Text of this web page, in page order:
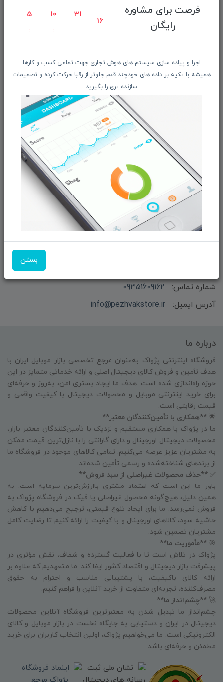
فرصت برای مشاوره
رایگان
5 10 31
16
اجرا و پیاده سازی سیستم های هوش تجاری جهت تمامی کسب و کارها
همیشه با تکیه بر داده های خودچند قدم جلوتر از رقبا حرکت کرده و تصمیمات
سازنده تری را بگیرید
بستن
راهنمای ثبت سفارش
معرفـــی همکــاران
درباره ما بیشتر بدانید
از تخفیف‌ها و جدیدترین‌های فروشگاه ما باخبر شوید:
ثبت‌نام
ما را در شبکه‌های اجتماعی دنبال کنید:
بازرگانی و فروش محصولات MSI ماتریکس - جناب آقای
شماره تماس:
09351609162
آدرس ایمیل:
info@pezhvakstore.ir
درباره ما
فروشگاه اینترنتی پژواک به‌عنوان مرجع تخصصی بازار موبایل ایران با
هدف تأمین و فروش کالای دیجیتال اصلی و ارائه خدماتی متمایز در این
حوزه راه‌اندازی شده است. هدف ما ایجاد بستری امن، به‌روز و حرفه‌ای
برای خرید اینترنتی موبایل و محصولات دیجیتال با کیفیت واقعی و
قیمت رقابتی است.
🌟 **همکاری با تأمین‌کنندگان معتبر**
ما در پژواک با همکاری مستقیم و نزدیک با تأمین‌کنندگان معتبر بازار،
محصولات دیجیتال اورجینال و دارای گارانتی را با نازل‌ترین قیمت ممکن
به مشتریان عزیز عرضه می‌کنیم. تمامی کالاهای موجود در فروشگاه ما
از برندهای شناخته‌شده و رسمی تأمین شده‌اند.
✅ **حذف محصولات غیراصلی از سبد فروش**
باور ما این است که اعتماد مشتری باارزش‌ترین سرمایه است. به
همین دلیل، هیچ‌گونه محصول غیراصلی یا فیک در فروشگاه پژواک به
فروش نمی‌رسد. ما برای ایجاد تنوع قیمتی، ترجیح می‌دهیم با کاهش
حاشیه سود، کالاهای اورجینال و با کیفیت را ارائه کنیم تا رضایت کامل
مشتریان تضمین شود.
🎯 **مأموریت ما**
پژواک در تلاش است تا با فعالیت گسترده و شفاف، نقش مؤثری در
پیشرفت بازار دیجیتال و اقتصاد کشور ایفا کند. ما متعهدیم که علاوه بر
ارائه کالای باکیفیت، با پشتیبانی مناسب و احترام به حقوق
مصرف‌کننده، تجربه‌ای متفاوت از خرید آنلاین را فراهم کنیم.
🚀 **چشم‌انداز ما**
چشم‌انداز ما تبدیل شدن به معتبرترین فروشگاه آنلاین محصولات
دیجیتال در ایران و دستیابی به جایگاه نخست در بازار موبایل و کالای
الکترونیکی است. ما می‌خواهیم پژواک، اولین انتخاب کاربران برای خرید
مطمئن و حرفه‌ای باشد.